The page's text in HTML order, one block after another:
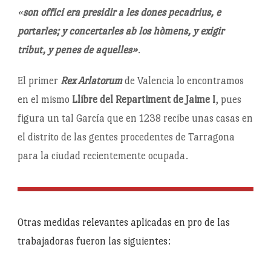
«son offici era presidir a les dones pecadrius, e
portarles; y concertarles ab los hòmens, y exigir
tribut, y penes de aquelles».
El primer Rex Arlatorumde Valencia lo encontramos
en el mismo Llibre del Repartiment de Jaime I, pues
figura un tal García que en 1238 recibe unas casas en
el distrito de las gentes procedentes de Tarragona
para la ciudad recientemente ocupada.
Otras medidas relevantes aplicadas en pro de las
trabajadoras fueron las siguientes: